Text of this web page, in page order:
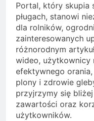
Portal, który skupia
pługach, stanowi
dla rolników,
zainteresowanych
różnorodnym
wideo, użytkownicy
efektywnego
plony i zdrowie
przyjrzymy się
zawartości oraz
użytkowników.